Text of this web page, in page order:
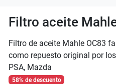
Filtro aceite
Filtro de aceite Mahle OC83
como repuesto original por
PSA, Mazda
58% de descuento